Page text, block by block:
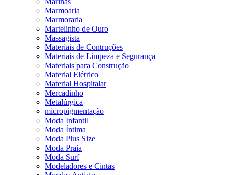
Marmoaria
Marmoraria
Martelinho de Ouro
Massagista
Materiais de Contruções
Materiais de Limpeza e Segurança
Materiais para Construção
Material Elétrico
Material Hospitalar
Mercadinho
Metalúrgica
micropigmentação
Moda Infantil
Moda Íntima
Moda Plus Size
Moda Praia
Moda Surf
Modeladores e Cintas